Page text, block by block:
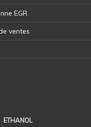
EGR
ventes
ETHANOL